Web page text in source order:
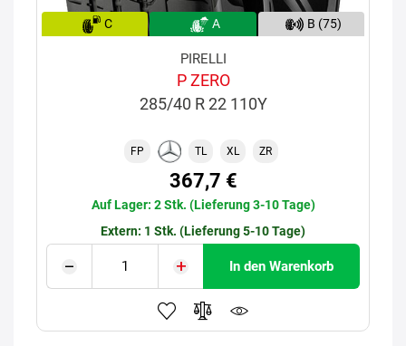
C A B (75)
PIRELLI
P ZERO
285/40 R 22 110Y
FP TL XL ZR
367,7 €
Auf Lager: 2 Stk. (Lieferung 3-10 Tage)
Extern: 1 Stk. (Lieferung 5-10 Tage)
In den Warenkorb